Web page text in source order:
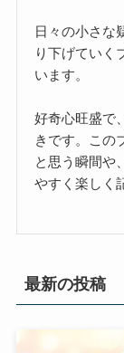
日々の小さな
り下げていく
います。
好奇心旺盛で
きです。この
と思う瞬間や
やすく楽しく
最新の投稿